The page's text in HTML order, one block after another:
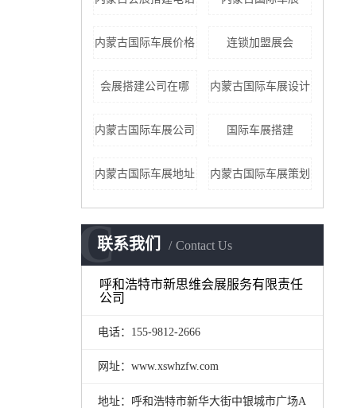
内蒙古国际车展价格 连锁加盟展会
会展搭建公司在哪 内蒙古国际车展设计
内蒙古国际车展公司 国际车展搭建
内蒙古国际车展地址 内蒙古国际车展策划
联系我们 Contact Us
C
呼和浩特市新思维会展服务有限责任
公司
电话：155-9812-2666
网址：www.xswhzfw.com
地址：呼和浩特市新华大街中银城市广场A